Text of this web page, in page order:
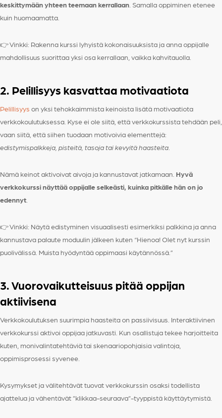
keskittymään yhteen teemaan kerrallaan . Samalla oppiminen etenee
kuin huomaamatta.
👉 Vinkki: Rakenna kurssi lyhyistä kokonaisuuksista ja anna oppijalle
mahdollisuus suorittaa yksi osa kerrallaan, vaikka kahvitauolla.
2. Pelillisyys kasvattaa motivaatiota
Pelillisyys on yksi tehokkaimmista keinoista lisätä motivaatiota
verkkokoulutuksessa. Kyse ei ole siitä, että verkkokurssista tehdään peli,
vaan siitä, että siihen tuodaan motivoivia elementtejä:
edistymispalkkeja, pisteitä, tasoja tai kevyitä haasteita
Nämä keinot aktivoivat aivoja ja kannustavat jatkamaan. Hyvä
verkkokurssi näyttää oppijalle selkeästi, kuinka pitkälle hän on jo
edennyt
👉 Vinkki: Näytä edistyminen visuaalisesti esimerkiksi palkkina ja anna
kannustava palaute moduulin jälkeen kuten “Hienoa! Olet nyt kurssin
puolivälissä. Muista hyödyntää oppimaasi käytännössä.”
3. Vuorovaikutteisuus pitää oppijan
aktiivisena
Verkkokoulutuksen suurimpia haasteita on passiivisuus. Interaktiivinen
verkkokurssi aktivoi oppijaa jatkuvasti. Kun osallistuja tekee harjoitteita
kuten, monivalintatehtäviä tai skenaariopohjaisia valintoja,
oppimisprosessi syvenee.
Kysymykset ja välitehtävät tuovat verkkokurssin osaksi todellista
ajattelua ja vähentävät ”klikkaa-seuraava”-tyyppistä käyttäytymistä.